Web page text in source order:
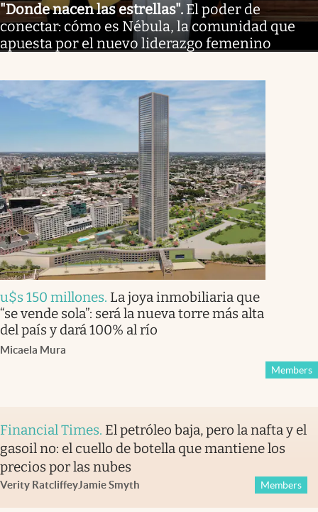
"Donde nacen las estrellas". El poder de
conectar: cómo es Nébula, la comunidad que
apuesta por el nuevo liderazgo femenino
u$s 150 millones. La joya inmobiliaria que
“se vende sola”: será la nueva torre más alta
del país y dará 100% al río
Micaela Mura
Members
Financial Times. El petróleo baja, pero la nafta y el
gasoil no: el cuello de botella que mantiene los
precios por las nubes
Verity RatcliffeyJamie Smyth Members